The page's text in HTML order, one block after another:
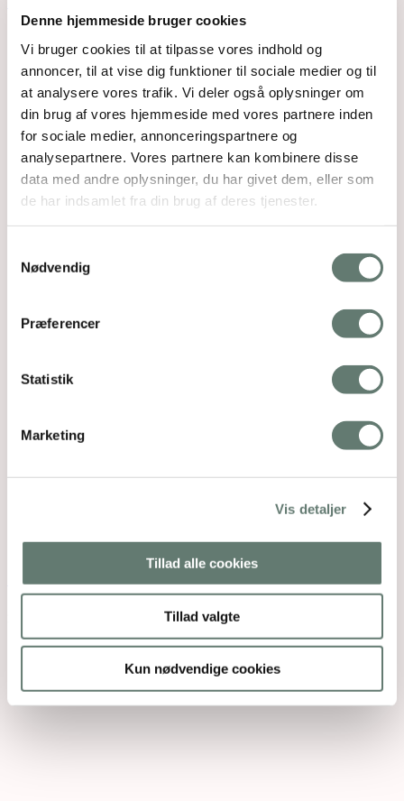
Denne hjemmeside bruger cookies
Vi bruger cookies til at tilpasse vores indhold og
annoncer, til at vise dig funktioner til sociale medier og til
at analysere vores trafik. Vi deler også oplysninger om
din brug af vores hjemmeside med vores partnere inden
for sociale medier, annonceringspartnere og
analysepartnere. Vores partnere kan kombinere disse
data med andre oplysninger, du har givet dem, eller som
de har indsamlet fra din brug af deres tjenester.
Nødvendig
Præferencer
Statistik
Marketing
Vis detaljer
Tillad alle cookies
Tillad valgte
Kun nødvendige cookies
Relaterede indlæg
Fredagsbrevkassen uge 18 – 2012
SPØRGSMÅL Hej Rose, Jeg tænkte om du kunne
hjælpe mig med at regne ud hvad…